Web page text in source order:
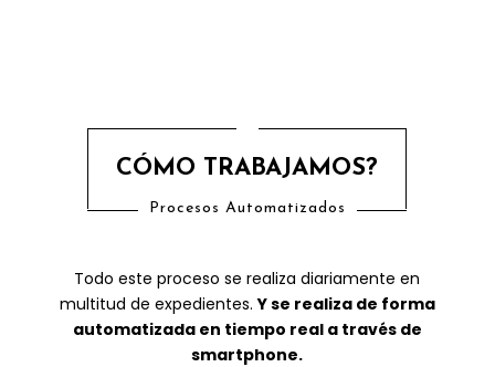
CÓMO TRABAJAMOS?
Procesos Automatizados
Todo este proceso se realiza diariamente en
multitud de expedientes.Y se realiza de forma
automatizada en tiempo real a través de
smartphone.